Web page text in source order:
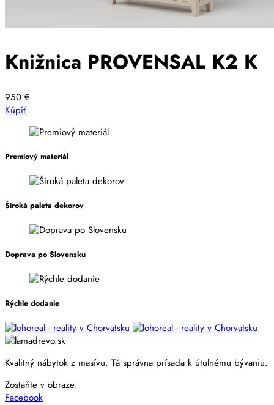
Knižnica PROVENSAL K2 K
950 €
Kúpiť
Premiový materiál
Široká paleta dekorov
Doprava po Slovensku
Rýchle dodanie
Kvalitný nábytok z masívu. Tá správna prísada k útulnému bývaniu.
Zostaňte v obraze:
Facebook